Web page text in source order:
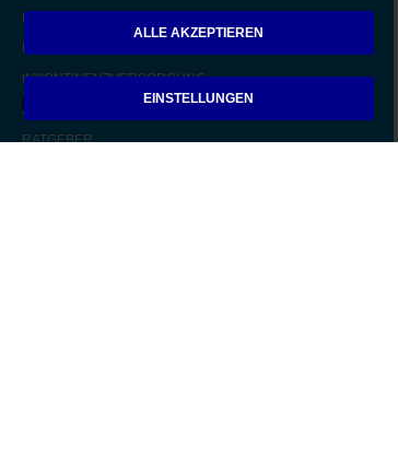
ALLE AKZEPTIEREN
EINSTELLUNGEN
ENDVERBRAUCHER
INKONTINENZVERSORGUNG
PFLEGEHILFSMITTELVERSORGUNG
RATGEBER